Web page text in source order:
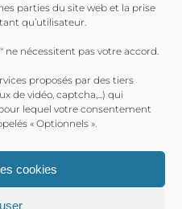
parties du site web et la prise
qu’utilisateur.
ne nécessitent pas votre accord.
proposés par des tiers
de vidéo, captcha,...) qui
lequel votre consentement
« Optionnels ».
cookies
Ville de Toulon Ville de
Mandrier